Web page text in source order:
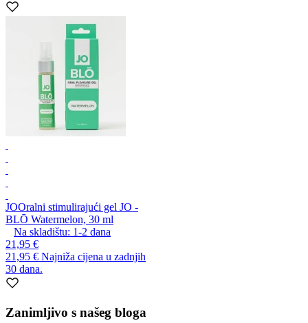
JOOralni stimulirajući gel JO -
BLŌ Watermelon, 30 ml
Na skladištu: 1-2 dana
21,95 €
21,95 € Najniža cijena u zadnjih
30 dana.
Zanimljivo s našeg bloga